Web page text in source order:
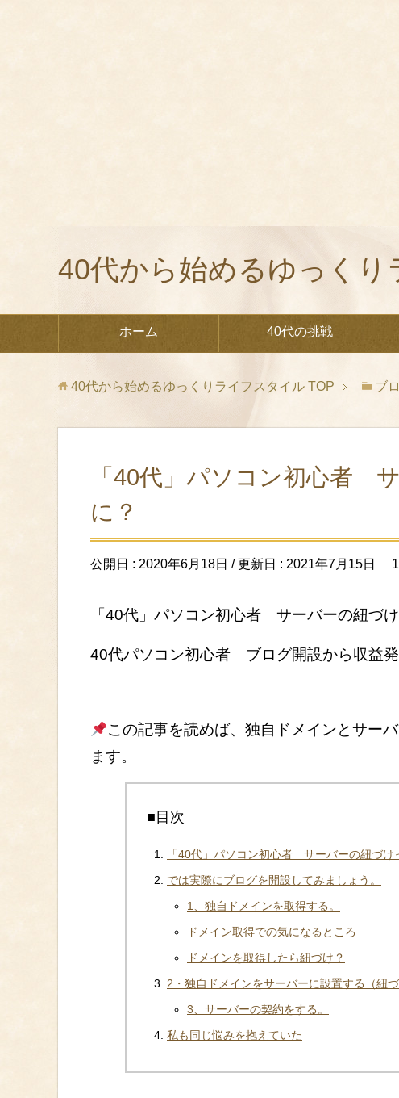
40代から始めるゆっくり
ホーム 40代の挑戦
40代から始めるゆっくりライフスタイル TOP ブ
「40代」パソコン初心者
に？
公開日 : 2020年6月18日 / 更新日 : 2021年7月15日
「40代」パソコン初心者 サーバーの紐づ
40代パソコン初心者 ブログ開設から収益
この記事を読めば、独自ドメインとサー
ます。
■目次
「40代」パソコン初心者 サーバーの紐づけ
では実際にブログを開設してみましょう。
1、独自ドメインを取得する。
ドメイン取得での気になるところ
ドメインを取得したら紐づけ？
2・独自ドメインをサーバーに設置する（紐づ
3、サーバーの契約をする。
私も同じ悩みを抱えていた